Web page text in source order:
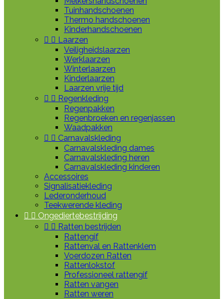
Tuinhandschoenen
Thermo handschoenen
Kinderhandschoenen
  Laarzen
Veiligheidslaarzen
Werklaarzen
Winterlaarzen
Kinderlaarzen
Laarzen vrije tijd
  Regenkleding
Regenpakken
Regenbroeken en regenjassen
Waadpakken
  Carnavalskleding
Carnavalskleding dames
Carnavalskleding heren
Carnavalskleding kinderen
Accessoires
Signalisatiekleding
Lederonderhoud
Teekwerende kleding
  Ongediertebestrijding
  Ratten bestrijden
Rattengif
Rattenval en Rattenklem
Voerdozen Ratten
Rattenlokstof
Professioneel rattengif
Ratten vangen
Ratten weren